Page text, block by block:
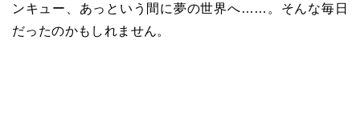
ンキュー、あっという間に夢の世界へ……。そんな毎日
だったのかもしれません。